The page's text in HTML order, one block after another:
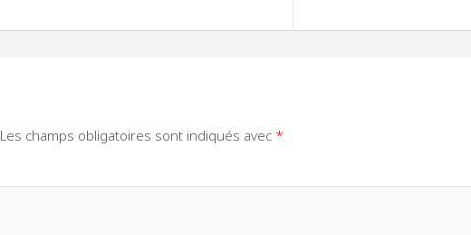
Les champs obligatoires sont indiqués avec *